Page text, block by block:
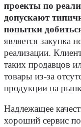
проекты по
допускают
попытки
является закупка
реализации.
таких продавцов
товары из-за
продукции на
Надлежащее
хороший сервис